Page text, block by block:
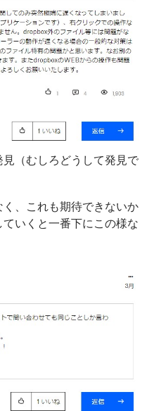
（むしろどうして発見で
、これも期待できないか
いくと一番下にこの様な